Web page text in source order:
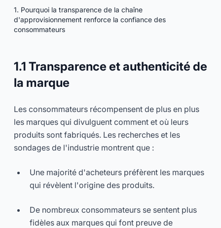
1. Pourquoi la transparence de la chaîne
d'approvisionnement renforce la confiance des
consommateurs
1.1 Transparence et authenticité de
la marque
Les consommateurs récompensent de plus en plus
les marques qui divulguent comment et où leurs
produits sont fabriqués. Les recherches et les
sondages de l'industrie montrent que :
Une majorité d'acheteurs préfèrent les marques
qui révèlent l'origine des produits.
De nombreux consommateurs se sentent plus
fidèles aux marques qui font preuve de